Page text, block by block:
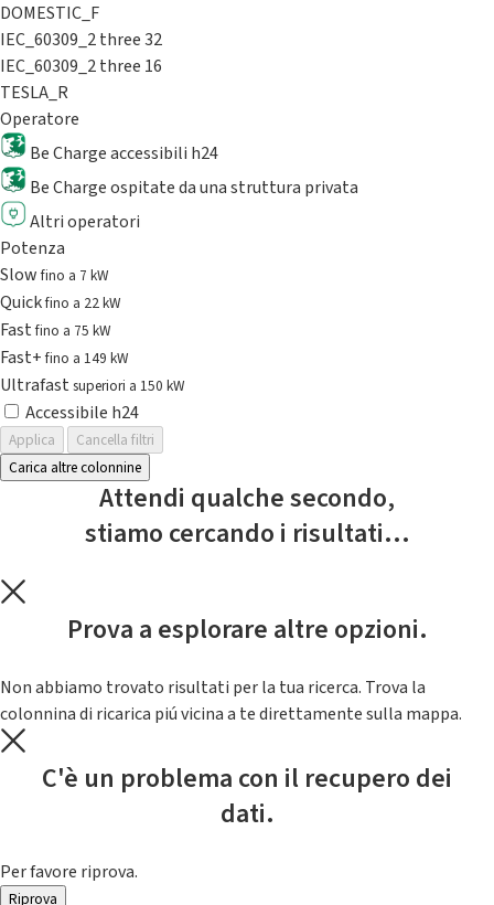
DOMESTIC_F
IEC_60309_2 three 32
IEC_60309_2 three 16
TESLA_R
Operatore
Be Charge accessibili h24
Be Charge ospitate da una struttura privata
Altri operatori
Potenza
Slowfino a 7 kW
Quickfino a 22 kW
Fastfino a 75 kW
Fast+fino a 149 kW
Ultrafast superiori a 150 kW
Accessibile h24
Applica
Cancella filtri
Carica altre colonnine
Attendi qualche secondo,
stiamo cercando i risultati...
Prova a esplorare altre opzioni.
Non abbiamo trovato risultati per la tua ricerca. Trova la
colonnina di ricarica piú vicina a te direttamente sulla mappa.
C'è un problema con il recupero dei
dati.
Per favore riprova.
Riprova